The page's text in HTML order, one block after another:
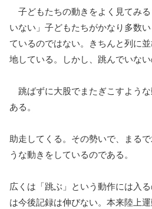
子どもたちの動きをよく見てみ
いない」子どもたちがかなり多数
ているのではない。きちんと列に
地している。しかし、跳んでいない
跳ばずに大股でまたぎこすよう
ある。
助走してくる。その勢いで、まる
うな動きをしているのである。
広くは「跳ぶ」という動作には入
は今後記録は伸びない。本来陸上